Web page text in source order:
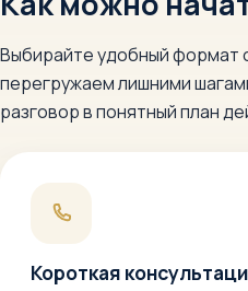
Выбирайте удобный формат
перегружаем лишними
разговор в понятный план
Короткая